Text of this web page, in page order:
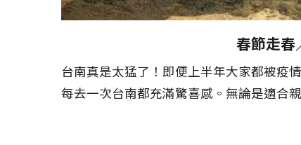
春節走春
台南真是太猛了！即便上半年大家都被疫
每去一次台南都充滿驚喜感。無論是適合